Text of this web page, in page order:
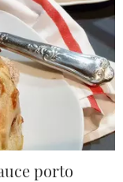
porto